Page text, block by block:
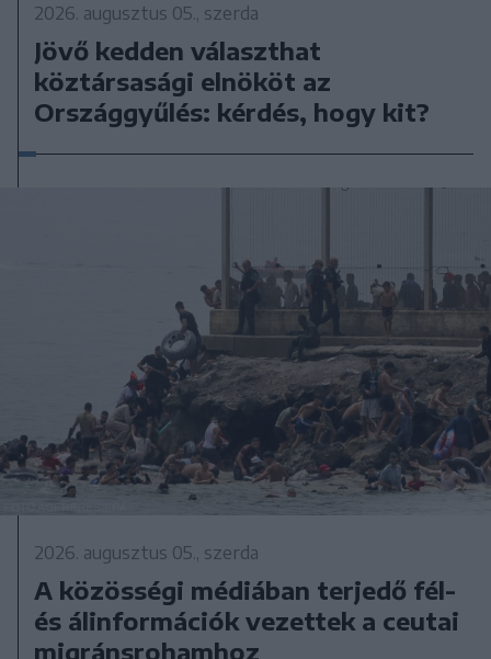
2026. augusztus 05., szerda
Jövő kedden választhat
köztársasági elnököt az
Országgyűlés: kérdés, hogy kit?
2026. augusztus 05., szerda
A közösségi médiában terjedő fél-
és álinformációk vezettek a ceutai
migránsrohamhoz